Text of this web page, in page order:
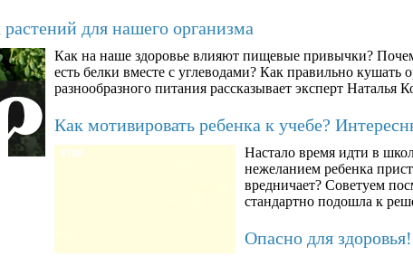
для нашего организма
Как на наше здоровье влияют пищевые привычки?
есть белки вместе с углеводами? Как правильно
разнообразного питания рассказывает эксперт Наталья
Как мотивировать ребенка к учебе?
8780
Настало время идти в
нежеланием ребенка
вредничает? Советуем
стандартно подошла к
Опасно для